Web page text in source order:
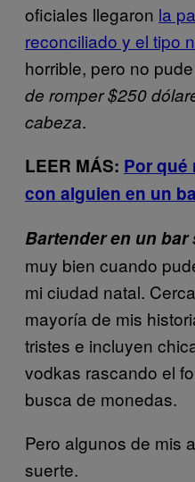
oficiales llegaron la
reconciliado y el tipo
horrible, pero no
de romper $250
cabeza.
LEER MÁS: Por qué
con alguien en un
Bartender en un
muy bien cuando
mi ciudad natal.
mayoría de mis
tristes e incluyen
vodkas rascando el
busca de monedas.
Pero algunos de mis
suerte.